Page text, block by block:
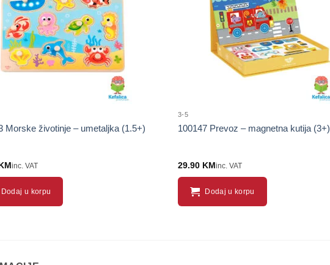
Morske životinje – umetaljka (1.5+)
inc. VAT
Dodaj u korpu
3-5
100147 Prevoz – magnetna kutija (3+)
29.90 KMinc. VAT
Dodaj u korpu